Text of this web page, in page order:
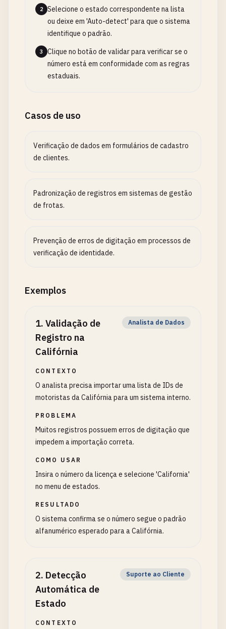
2
Selecione o estado correspondente na lista
ou deixe em 'Auto-detect' para que o sistema
identifique o padrão.
3
Clique no botão de validar para verificar se o
número está em conformidade com as regras
estaduais.
Casos de uso
Verificação de dados em formulários de cadastro
de clientes.
Padronização de registros em sistemas de gestão
de frotas.
Prevenção de erros de digitação em processos de
verificação de identidade.
Exemplos
1. Validação de
Registro na
Califórnia
Analista de Dados
CONTEXTO
O analista precisa importar uma lista de IDs de
motoristas da Califórnia para um sistema interno.
PROBLEMA
Muitos registros possuem erros de digitação que
impedem a importação correta.
COMO USAR
Insira o número da licença e selecione 'California'
no menu de estados.
RESULTADO
O sistema confirma se o número segue o padrão
alfanumérico esperado para a Califórnia.
2. Detecção
Automática de
Estado
Suporte ao Cliente
CONTEXTO